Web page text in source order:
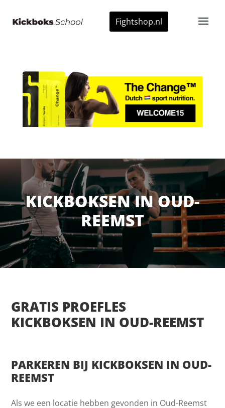
Fightshop.nl
KICKBOKSEN IN OUD-
REEMST
GRATIS PROEFLES
KICKBOKSEN IN OUD-REEMST
PARKEREN BIJ KICKBOKSEN IN OUD-
REEMST
Als we een locatie hebben gevonden in Oud-Reemst